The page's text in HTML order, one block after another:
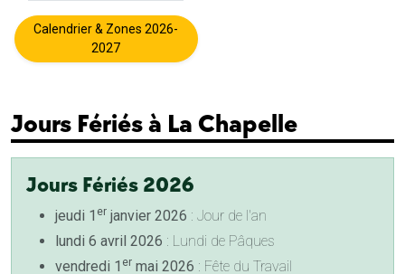
Calendrier & Zones 2026-
2027
Jours Fériés à La Chapelle
Jours Fériés 2026
jeudi 1 er janvier 2026 : Jour de l'an
lundi 6 avril 2026 : Lundi de Pâques
vendredi 1 er mai 2026 : Fête du Travail